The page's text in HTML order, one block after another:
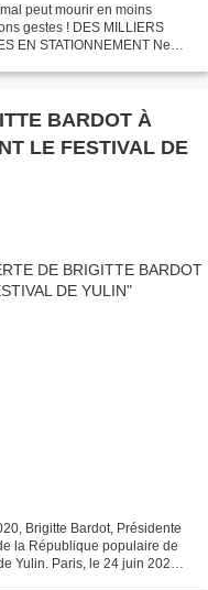
peut mourir en moins
gestes ! DES MILLIERS
EN STATIONNEMENT Ne
BARDOT À
LE FESTIVAL DE
Brigitte Bardot, Présidente
la République populaire de
Yulin. Paris, le 24 juin 2020